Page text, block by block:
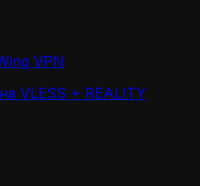
VPN
VLESS + REALITY